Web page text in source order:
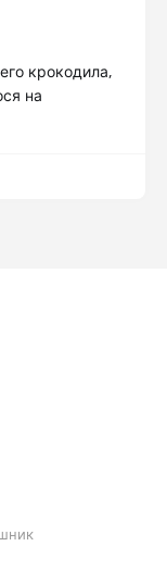
крокодила,
на